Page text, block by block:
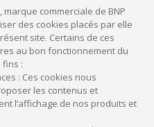
amortissable
libéral de santé doit
incluant les
si le véhicule est utilisé
cas de vol ou de
le contrat est résilié et
sa valeur vénale,
commerciale de BNP
des cookies placés par elle
site. Certains de ces
au bon fonctionnement du
:
: Ces cookies nous
les contenus et
l’affichage de nos produits et